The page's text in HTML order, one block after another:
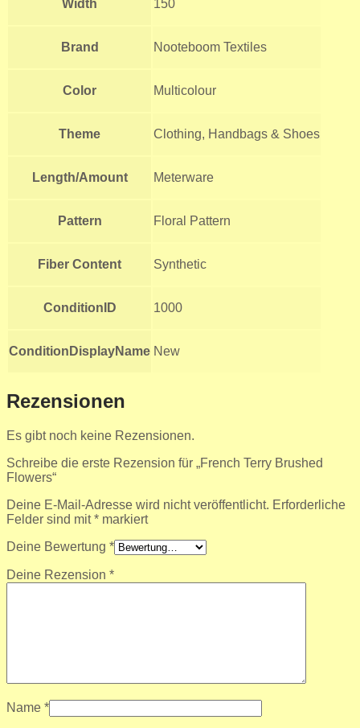
Width 150
Brand Nooteboom Textiles
Color Multicolour
Theme Clothing, Handbags & Shoes
Length/Amount Meterware
Pattern Floral Pattern
Fiber Content Synthetic
ConditionID 1000
ConditionDisplayName New
Rezensionen
Es gibt noch keine Rezensionen.
Schreibe die erste Rezension für „French Terry Brushed
Flowers“
Deine E-Mail-Adresse wird nicht veröffentlicht. Erforderliche
Felder sind mit* markiert
Deine Bewertung *
Deine Rezension *
Name *